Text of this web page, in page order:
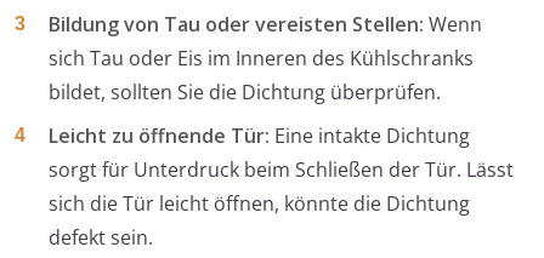
Bildung von Tau oder vereisten Stellen: Wenn
sich Tau oder Eis im Inneren des Kühlschranks
bildet, sollten Sie die Dichtung überprüfen.
Leicht zu öffnende Tür: Eine intakte Dichtung
sorgt für Unterdruck beim Schließen der Tür. Lässt
sich die Tür leicht öffnen, könnte die Dichtung
defekt sein.